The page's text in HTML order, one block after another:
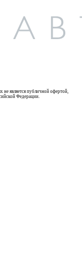
является публичной офертой,
Федерации.